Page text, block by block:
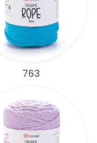
763